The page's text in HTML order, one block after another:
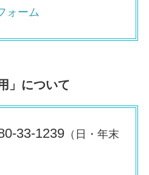
ォーム
」について
33-1239（日・年末